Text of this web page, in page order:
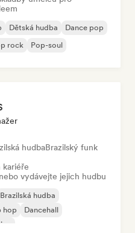
Dětská hudba
Dance pop
rock Pop-soul
hudbaBrazilský funk
kariéře
vydávejte jejich hudbu
Brazilská hudba
hop
Dancehall